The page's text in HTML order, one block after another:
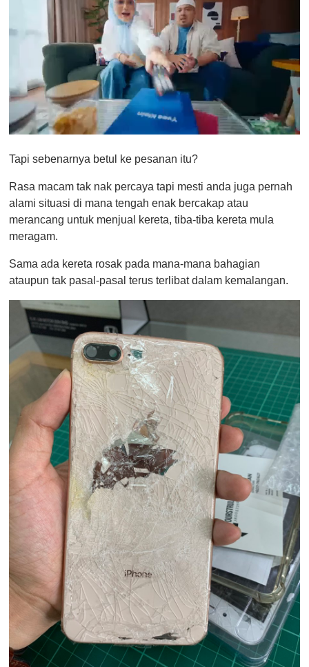
f
m
n
u
e
0
Tapi sebenarnya betul ke pesanan itu?
Rasa macam tak nak percaya tapi mesti anda juga pernah
alami situasi di mana tengah enak bercakap atau
merancang untuk menjual kereta, tiba-tiba kereta mula
meragam.
Sama ada kereta rosak pada mana-mana bahagian
ataupun tak pasal-pasal terus terlibat dalam kemalangan.